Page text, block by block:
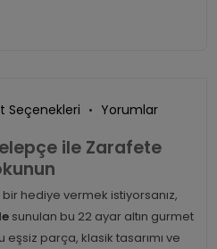
Seçenekleri Yorumlar
ile Zarafete
hediye vermek istiyorsanız,
sunulan bu 22 ayar altın gurmet
parça, klasik tasarımı ve